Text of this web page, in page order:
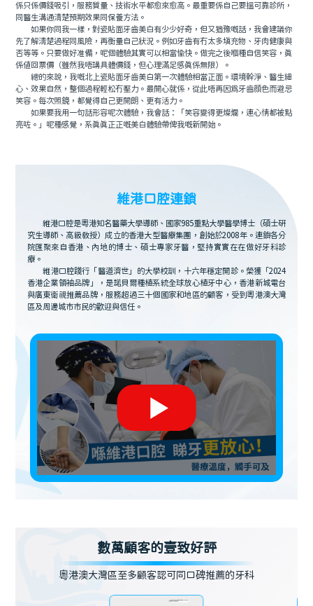
係只係價錢吸引，服務質量、技術水平都愈來愈高。最重要係自己要搵可靠診所，
同醫生溝通清楚預期效果同保養方法。
如果你同我一樣，對瓷貼面牙齒美白有少少好奇，但又猶豫嘅話，我會建議你
先了解清楚過程同風險，再衡量自己狀況。例如牙齒有冇太多填充物、牙肉健康與
否等等。只要做好准備，呢個體驗其實可以相當愉快。做完之後嗰種自信笑容，真
係值回票價（雖然我唔講具體價錢，但心理滿足感真係無限）。
總的來說，我嘅北上瓷貼面牙齒美白第一次體驗相當正面。環境幹淨、醫生細
心、效果自然，整個過程輕松冇壓力。最開心就係，從此唔再因爲牙齒顔色而避忌
笑容。每次照鏡，都覺得自己更開朗、更有活力。
如果要我用一句話形容呢次體驗，我會話：「笑容變得更燦爛，連心情都被點
亮咗。」呢種感覺，系真真正正嘅美白體驗帶俾我嘅新開始。
維港口腔連鎖
維港口腔是粵港知名醫藥大學導師、國家985重點大學醫學博士（碩士研
究生導師、高級教授）成立的香港大型醫療集團，創始於2008年。連鎖各分
院匯聚來自香港、內地的博士、碩士專家牙醫，堅持實實在在做好牙科診
療。
維港口腔踐行「醫道濟世」的大學校訓，十六年穩定開診。榮獲「2024
香港企業領袖品牌」，是諾貝爾種植系統全球放心植牙中心，香港新城電台
與廣東衛視推薦品牌，服務超過三十個國家和地區的顧客，受到粵港澳大灣
區及周邊城市市民的歡迎與信任。
數萬顧客的壹致好評
粵港澳大灣區至多顧客認可同口碑推薦的牙科